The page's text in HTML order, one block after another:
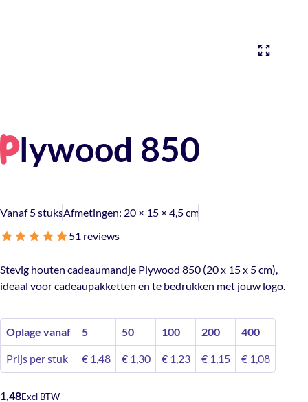
Plywood 850
Vanaf 5 stuksAfmetingen: 20 × 15 × 4,5 cm
51 reviews
Stevig houten cadeaumandje Plywood 850 (20 x 15 x 5 cm),
ideaal voor cadeaupakketten en te bedrukken met jouw logo.
Oplage vanaf 5 50 100 200 400
Prijs per stuk €1,48 €1,30 €1,23 €1,15 €1,08
1,48Excl BTW